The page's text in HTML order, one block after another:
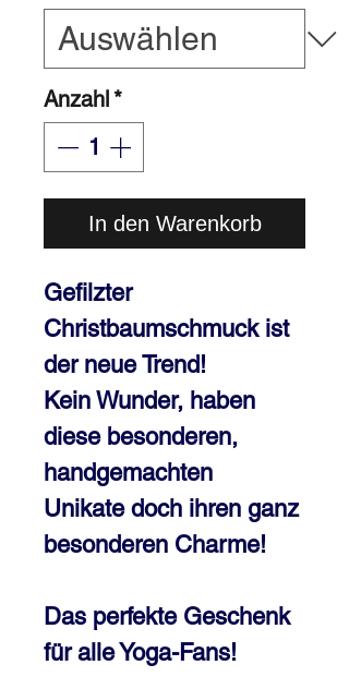
Anzahl*
In den Warenkorb
Gefilzter
Christbaumschmuck ist
der neue Trend!
Kein Wunder, haben
diese besonderen,
handgemachten
Unikate doch ihren ganz
besonderen Charme!
Das perfekte Geschenk
für alle Yoga-Fans!